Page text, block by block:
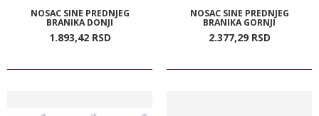
NOSAC SINE PREDNJEG
BRANIKA DONJI
1.893,42 RSD
NOSAC SINE PREDNJEG
BRANIKA GORNJI
2.377,29 RSD